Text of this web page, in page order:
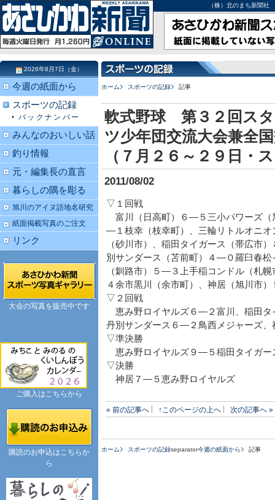
（株）北のまち新聞
ホーム スポーツの記録 記事
軟式野球 第３２回ス
ツ少年団交流大会兼全
（７月２６～２９日・
2011/08/02
▽１回戦
富川（日高町）６―５三小パワーズ（
―１枝幸（枝幸町）、三輪リトルオニ
（砂川市）、稲田タイガース（帯広市
別サンダース（苫前町）４―０羅臼春
（釧路市）５―３上手稲コンドル（札
４余市黒川（余市町）、神居（旭川市
▽２回戦
恵み野ロイヤルズ６―２富川、稲田タ
丹別サンダース６―２鳥西メジャーズ
▽準決勝
恵み野ロイヤルズ９―５稲田タイガ
▽決勝
神居７―５恵み野ロイヤルズ
« 前の記事へ ↑このページの上へ 次の記事へ »
ホーム スポーツの記録separator今週の紙面から 記事
2026年8月7日（金）
今週の紙面から
スポーツの記録
バックナンバー
みんなのおいしい話
釣り情報
元・編集長の直言
暮らしの隅を彫る
旭川のアイヌ語地名研究
紙面掲載写真のご注文
リンク
大会の写真を販売中です
ご購入はこちらから
購読のお申込はこちらか
ら